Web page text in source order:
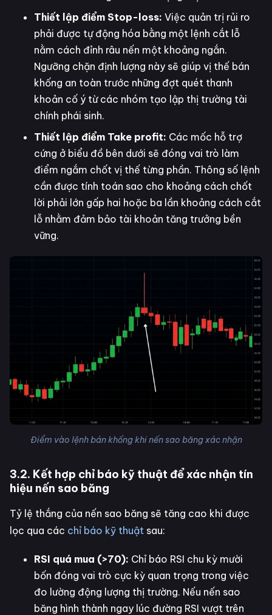
Thiết lập điểm Stop-loss: Việc quản trị rủi ro
phải được tự động hóa bằng một lệnh cắt lỗ
nằm cách đỉnh râu nến một khoảng ngắn.
Ngưỡng chặn định lượng này sẽ giúp vị thế bán
khống an toàn trước những đợt quét thanh
khoản cố ý từ các nhóm tạo lập thị trường tài
chính phái sinh.
Thiết lập điểm Take profit: Các mốc hỗ trợ
cứng ở biểu đồ bên dưới sẽ đóng vai trò làm
điểm ngắm chốt vị thế từng phần. Thông số lệnh
cần được tính toán sao cho khoảng cách chốt
lời phải lớn gấp hai hoặc ba lần khoảng cách cắt
lỗ nhằm đảm bảo tài khoản tăng trưởng bền
vững.
Điểm vào lệnh bán khống khi nến sao băng xác nhận
3.2. Kết hợp chỉ báo kỹ thuật để xác nhận tín
hiệu nến sao băng
Tỷ lệ thắng của nến sao băng sẽ tăng cao khi được
lọc qua các chỉ báo kỹ thuật sau:
RSI quá mua (>70): Chỉ báo RSI chu kỳ mười
bốn đóng vai trò cực kỳ quan trọng trong việc
đo lường động lượng thị trường. Nếu nến sao
băng hình thành ngay lúc đường RSI vượt trên